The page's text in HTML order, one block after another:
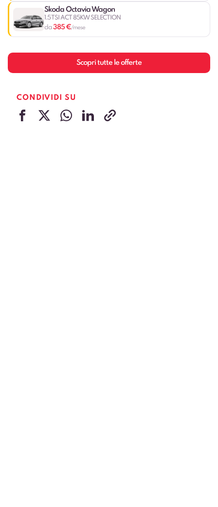
Skoda Octavia Wagon
1.5 TSI ACT 85KW SELECTION
da385 €/mese
Scopri tutte le offerte
CONDIVIDI SU